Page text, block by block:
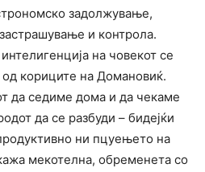
задолжување,
и контрола.
на човекот се
кориците на Домановиќ.
да седиме дома и да чекаме
да се разбуди – бидејќи
ни пцуењето на
мекотелна, обременета со